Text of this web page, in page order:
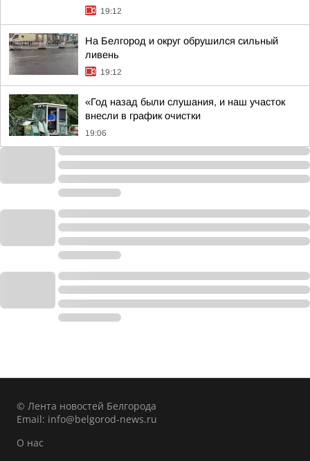
19:12
На Белгород и округ обрушился сильный
ливень
19:12
«Год назад были слушания, и наш участок
внесли в график очистки
19:06
© Лента новостей Белгорода
Email: info@belgorod-news.ru
О нас